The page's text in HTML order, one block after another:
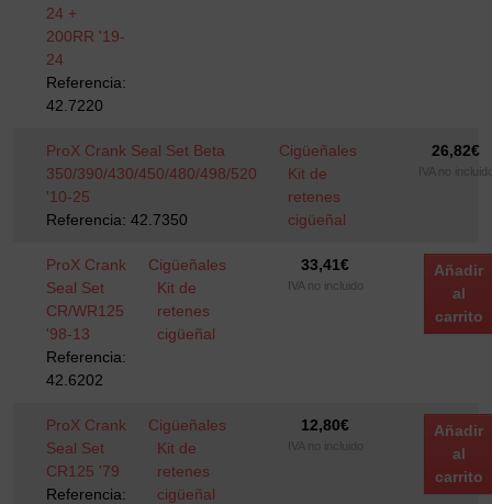
24 +
200RR '19-
24
Referencia:
42.7220
ProX Crank Seal Set Beta
350/390/430/450/480/498/520
'10-25
Referencia: 42.7350
Cigüeñales
Kit de
retenes
cigüeñal
26,82€
IVA no
ProX Crank
Seal Set
CR/WR125
'98-13
Referencia:
42.6202
Cigüeñales
Kit de
retenes
cigüeñal
33,41€
IVA no incluido
Añadir
al
carrito
ProX Crank
Seal Set
CR125 '79
Referencia:
Cigüeñales
Kit de
retenes
cigüeñal
12,80€
IVA no incluido
Añadir
al
carrito